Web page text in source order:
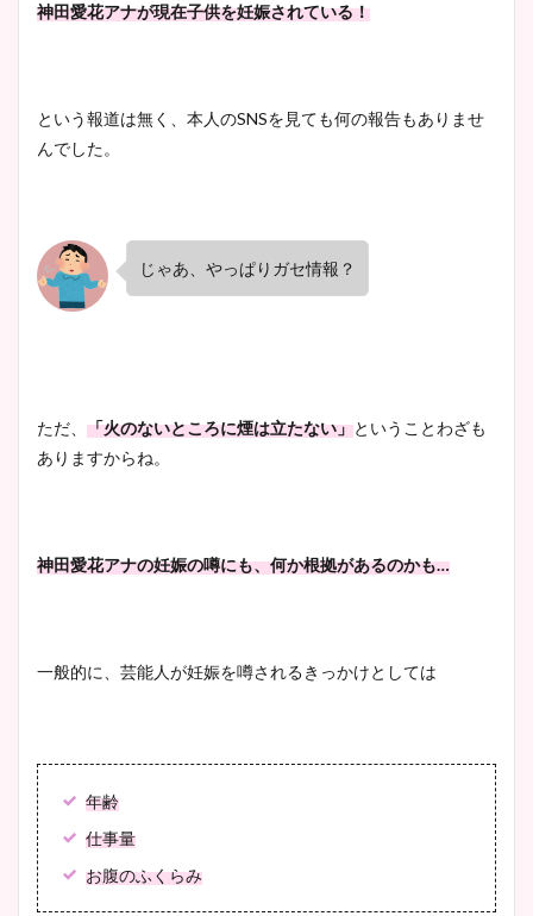
神田愛花アナが現在子供を妊娠されている！
という報道は無く、本人のSNSを見ても何の報告もありませ
んでした。
じゃあ、やっぱりガセ情報？
ただ、 「火のないところに煙は立たない」ということわざも
ありますからね。
神田愛花アナの妊娠の噂にも、何か根拠があるのかも…
一般的に、芸能人が妊娠を噂されるきっかけとしては
年齢
仕事量
お腹のふくらみ